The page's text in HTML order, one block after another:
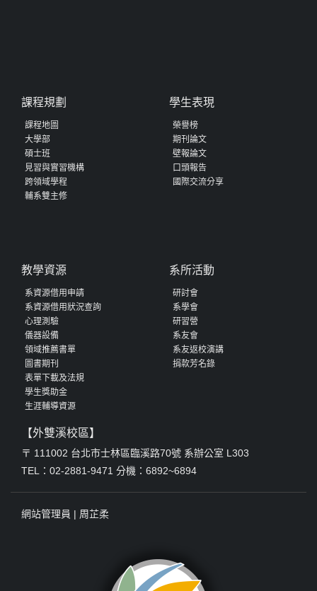
課程規劃
課程地圖
大學部
碩士班
見習與實習機構
跨領域學程
輔系雙主修
學生表現
榮譽榜
期刊論文
壁報論文
口頭報告
國際交流分享
教學資源
系資源借用申請
系資源借用狀況查詢
心理測驗
儀器設備
領域推薦書單
圖書期刊
表單下載及法規
學生獎助金
生涯輔導資源
系所活動
研討會
系學會
研習營
系友會
系友返校演講
捐款芳名錄
【外雙溪校區】
〒 111002 台北市士林區臨溪路70號 系辦公室 L303
TEL：02-2881-9471 分機：6892~6894
網站管理員 | 周芷柔